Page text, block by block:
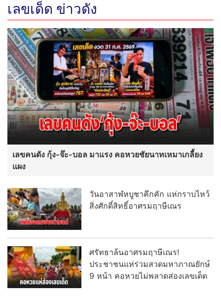
เลขเด็ด ข่าวดัง
เลขคนดัง กุ้ง-จ๊ะ-บอล มาแรง คอหวยชัยนาทเหมาเกลี้ยง
แผง
วันอาสาฬหบูชาคึกคัก แห่กราบไหว้
สิ่งศักดิ์สิทธิ์อาศรมฤาษีเณร
ศรัทธาล้นอาศรมฤาษีเณร!
ประชาชนแห่ร่วมสวดมหาภาณยักษ์
9 หน้า คอหวยไม่พลาดส่องเลขเด็ด